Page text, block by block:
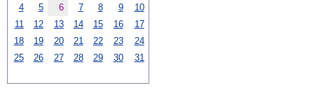
4
5 6 7 8 9
10
11
12 13 14 15 16
17
18
19 20 21 22 23
24
25
26 27 28 29 30 31